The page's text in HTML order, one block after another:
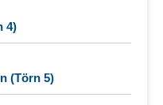
4)
(Törn 5)